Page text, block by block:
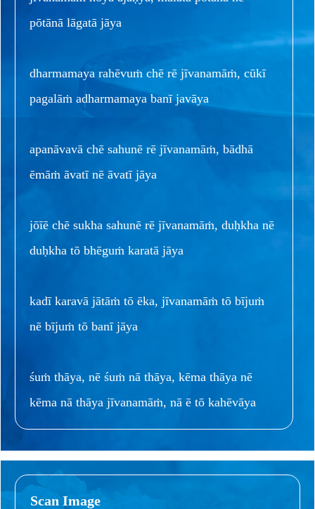
pōtānā lāgatā jāya
dharmamaya rahēvuṁ chē rē jīvanamāṁ, cūkī
pagalāṁ adharmamaya banī javāya
apanāvavā chē sahunē rē jīvanamāṁ, bādhā
ēmāṁ āvatī nē āvatī jāya
jōīē chē sukha sahunē rē jīvanamāṁ, duḥkha nē
duḥkha tō bhēguṁ karatā jāya
kadī karavā jātāṁ tō ēka, jīvanamāṁ tō bījuṁ
nē bījuṁ tō banī jāya
śuṁ thāya, nē śuṁ nā thāya, kēma thāya nē
kēma nā thāya jīvanamāṁ, nā ē tō kahēvāya
Scan Image